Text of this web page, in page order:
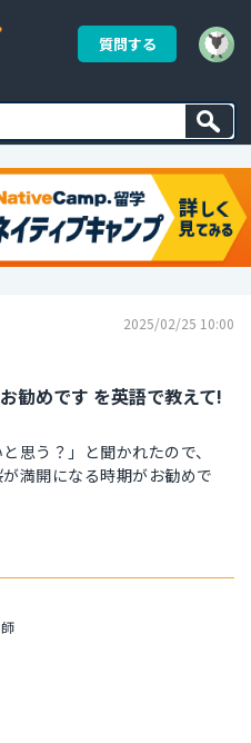
質問する
2025/02/25 10:00
勧めです を英語で教えて!
思う？」と聞かれたので、
満開になる時期がお勧めで